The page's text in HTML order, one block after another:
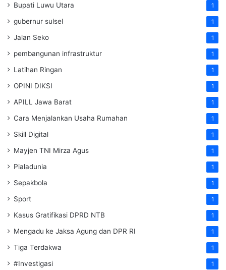
Bupati Luwu Utara 1
gubernur sulsel 1
Jalan Seko 1
pembangunan infrastruktur 1
Latihan Ringan 1
OPINI DIKSI 1
APILL Jawa Barat 1
Cara Menjalankan Usaha Rumahan 1
Skill Digital 1
Mayjen TNI Mirza Agus 1
Pialadunia 1
Sepakbola 1
Sport 1
Kasus Gratifikasi DPRD NTB 1
Mengadu ke Jaksa Agung dan DPR RI 1
Tiga Terdakwa 1
#Investigasi 1